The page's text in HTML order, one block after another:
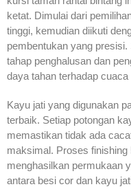
ketat. Dimulai dari
tinggi, kemudian diikuti
pembentukan yang
tahap penghalusan dan
daya tahan terhadap cuaca
Kayu jati yang digunakan
terbaik. Setiap potongan
memastikan tidak ada
maksimal. Proses
menghasilkan permukaan
antara besi cor dan kayu